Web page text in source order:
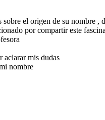
el origen de su nombre ,
por compartir este
aclarar mis dudas
nombre